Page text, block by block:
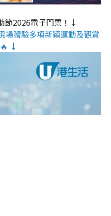
節2026電子門票！↓
場體驗多項新穎運動及觀賞
↓